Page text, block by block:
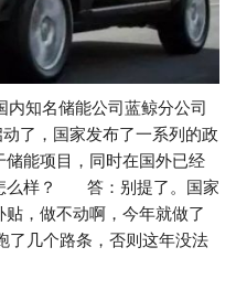
知名储能公司蓝鲸分公司
了，国家发布了一系列的政
能项目，同时在国外已经
么样？ 答：别提了。国家
，做不动啊，今年就做了
了几个路条，否则这年没法